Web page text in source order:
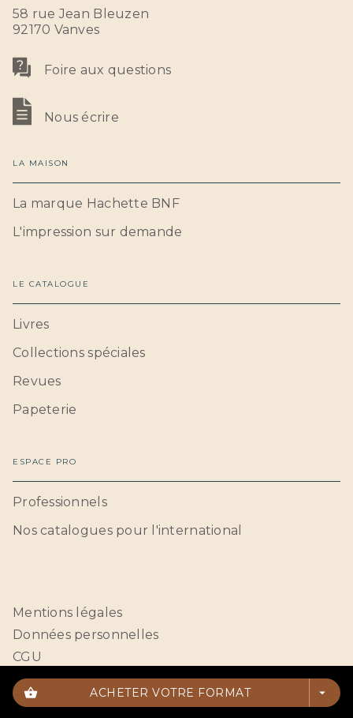
shopping_basket ACHETER VOTRE FORMAT arrow_drop_down
58 rue Jean Bleuzen
92170 Vanves
Foire aux questions
Nous écrire
LA MAISON
La marque Hachette BNF
L'impression sur demande
LE CATALOGUE
Livres
Collections spéciales
Revues
Papeterie
ESPACE PRO
Professionnels
Nos catalogues pour l'international
Mentions légales
Données personnelles
CGU
Paramétrer vos cookies